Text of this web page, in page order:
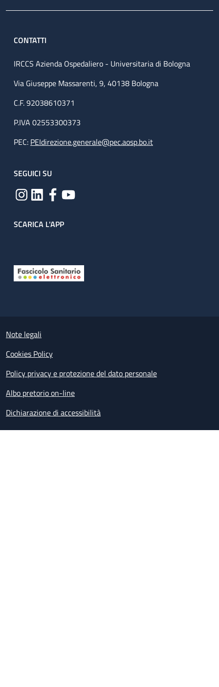
CONTATTI
IRCCS Azienda Ospedaliero - Universitaria di Bologna
Via Giuseppe Massarenti, 9, 40138 Bologna
C.F. 92038610371
P.IVA 02553300373
PEC: PEIdirezione.generale@pec.aosp.bo.it
SEGUICI SU
SCARICA L'APP
Small prints
Note legali
Cookies Policy
Policy privacy e protezione del dato personale
Albo pretorio on-line
Dichiarazione di accessibilità